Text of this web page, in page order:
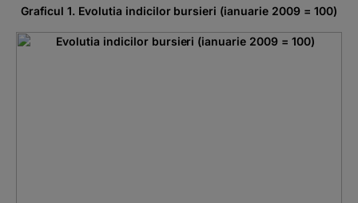
Graficul 1. Evolutia indicilor bursieri (ianuarie 2009 = 100)